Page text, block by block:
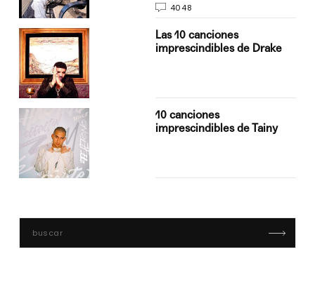
4048
Las 10 canciones
imprescindibles de Drake
10 canciones
imprescindibles de Tainy